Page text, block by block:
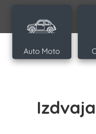
Auto Moto